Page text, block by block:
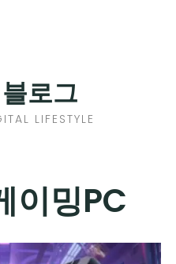
로그
LIFESTYLE
이밍PC
CHILD
EXPAND